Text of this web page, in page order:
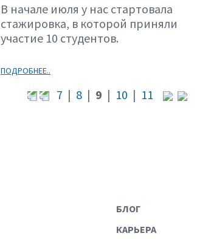
В начале июля у нас стартовала
стажировка, в которой приняли
участие 10 студентов.
ПОДРОБНЕЕ..
7 | 8| 9 | 10 | 11
БЛОГ
КАРЬЕРА